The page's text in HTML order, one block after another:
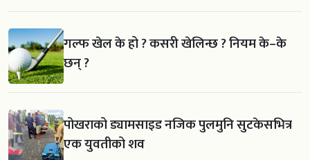
गल्फ खेल के हो ? कसरी खेलिन्छ ? नियम के–के
छन् ?
पोखराको ड्यामसाइड नजिक पुलमुनि सुटकेसभित्र
एक युवतीको शव